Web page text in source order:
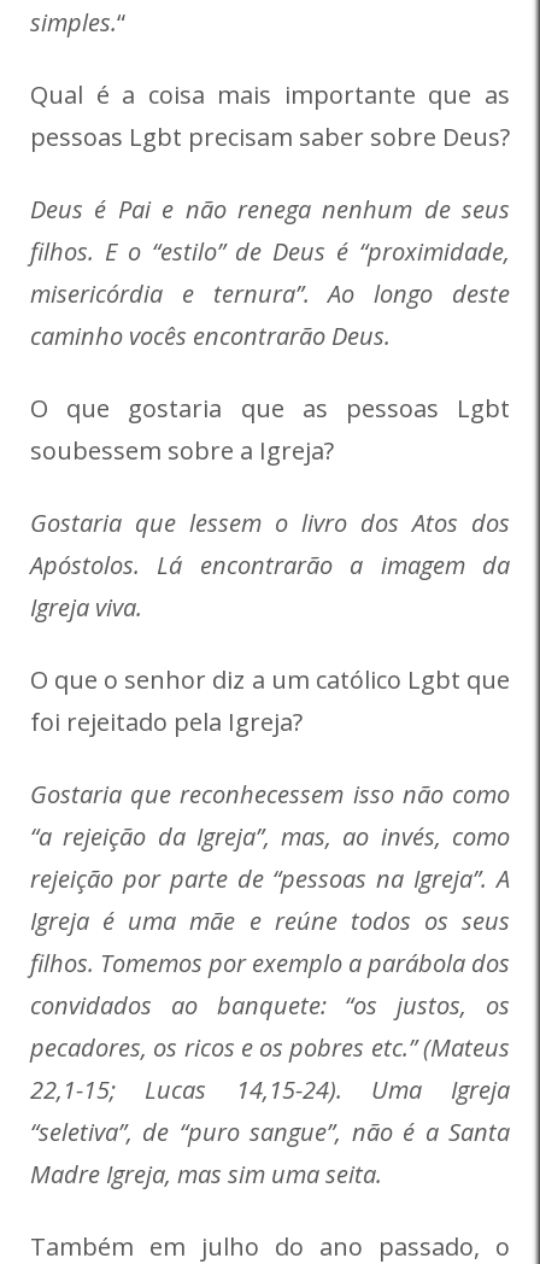
simples.“
Qual é a coisa mais importante que as
pessoas Lgbt precisam saber sobre Deus?
Deus é Pai e não renega nenhum de seus
filhos. E o “estilo” de Deus é “proximidade,
misericórdia e ternura”. Ao longo deste
caminho vocês encontrarão Deus.
O que gostaria que as pessoas Lgbt
soubessem sobre a Igreja?
Gostaria que lessem o livro dos Atos dos
Apóstolos. Lá encontrarão a imagem da
Igreja viva.
O que o senhor diz a um católico Lgbt que
foi rejeitado pela Igreja?
Gostaria que reconhecessem isso não como
“a rejeição da Igreja”, mas, ao invés, como
rejeição por parte de “pessoas na Igreja”. A
Igreja é uma mãe e reúne todos os seus
filhos. Tomemos por exemplo a parábola dos
convidados ao banquete: “os justos, os
pecadores, os ricos e os pobres etc.” (Mateus
22,1-15; Lucas 14,15-24). Uma Igreja
“seletiva”, de “puro sangue”, não é a Santa
Madre Igreja, mas sim uma seita.
Também em julho do ano passado, o